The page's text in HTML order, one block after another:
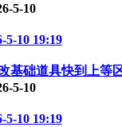
5-10
5-10 19:19
基础道具快到上等
5-10
5-10 19:19